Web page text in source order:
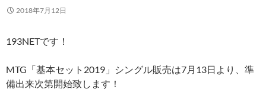
2018年7月12日
193NETです！
MTG「基本セット2019」シングル販売は7月13日より、準
備出来次第開始致します！